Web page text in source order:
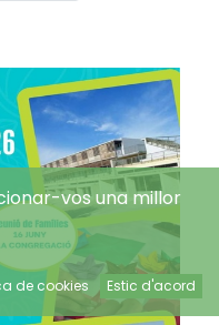
vos una millor
de cookies Estic d'acord